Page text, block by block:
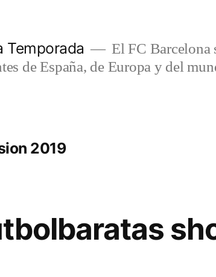
Temporada
El FC Barcelona
de España, de Europa y del
2019